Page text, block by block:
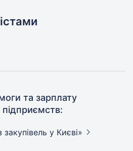
та зарплату
підприємств:
у Києві»